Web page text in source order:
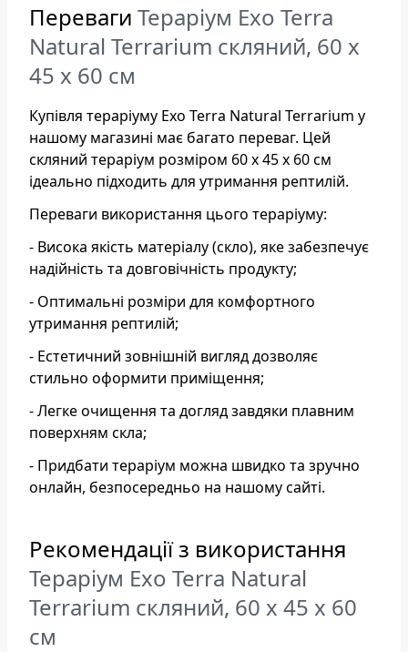
Переваги Тераріум Exo Terra
Natural Terrarium скляний, 60 x
45 x 60 см
Купівля тераріуму Exo Terra Natural Terrarium у
нашому магазині має багато переваг. Цей
скляний тераріум розміром 60 х 45 х 60 см
ідеально підходить для утримання рептилій.
Переваги використання цього тераріуму:
- Висока якість матеріалу (скло), яке забезпечує
надійність та довговічність продукту;
- Оптимальні розміри для комфортного
утримання рептилій;
- Естетичний зовнішній вигляд дозволяє
стильно оформити приміщення;
- Легке очищення та догляд завдяки плавним
поверхням скла;
- Придбати тераріум можна швидко та зручно
онлайн, безпосередньо на нашому сайті.
Рекомендації з використання
Тераріум Exo Terra Natural
Terrarium скляний, 60 x 45 x 60
см